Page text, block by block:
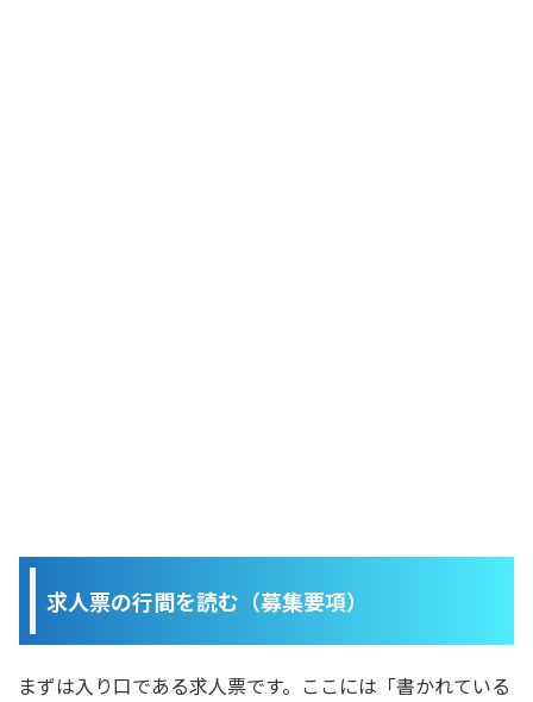
求人票の行間を読む（募集要項）
まずは入り口である求人票です。ここには「書かれている